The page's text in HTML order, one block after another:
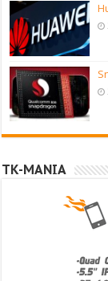
TK-MANIA